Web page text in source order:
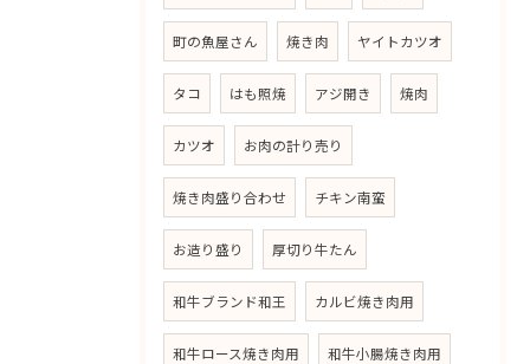
町の魚屋さん 焼き肉 ヤイトカツオ
タコ はも照焼 アジ開き 焼肉
カツオ お肉の計り売り
焼き肉盛り合わせ チキン南蛮
お造り盛り 厚切り牛たん
和牛ブランド和王 カルビ焼き肉用
和牛ロース焼き肉用 和牛小腸焼き肉用